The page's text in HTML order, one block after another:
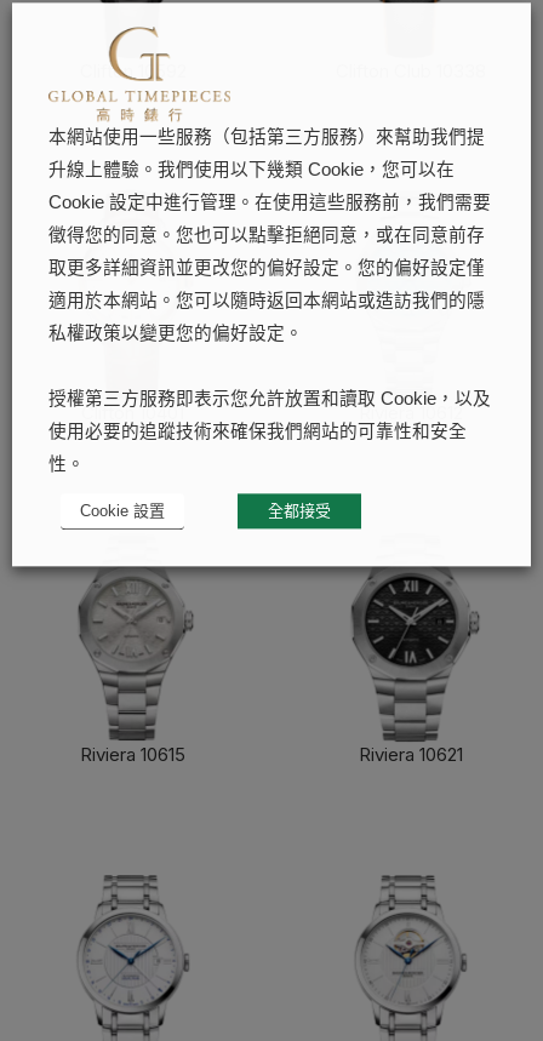
Clifton 10592
了解更多
Clifton 10401
了解更多
Riviera 10612
了解更多
Riviera 10615
Riviera 10621
本網站使用一些服務（包括第三方服務）來幫助我們提
升線上體驗。我們使用以下幾類 Cookie，您可以在
Cookie 設定中進行管理。在使用這些服務前，我們需要
徵得您的同意。您也可以點擊拒絕同意，或在同意前存
取更多詳細資訊並更改您的偏好設定。您的偏好設定僅
適用於本網站。您可以隨時返回本網站或造訪我們的隱
私權政策以變更您的偏好設定。
授權第三方服務即表示您允許放置和讀取 Cookie，以及
使用必要的追蹤技術來確保我們網站的可靠性和安全
性。
Cookie 設置 全都接受